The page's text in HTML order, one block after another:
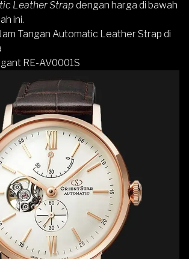
Leather Strap dengan harga di bawah
ini.
Tangan Automatic Leather Strap di
RE-AV0001S